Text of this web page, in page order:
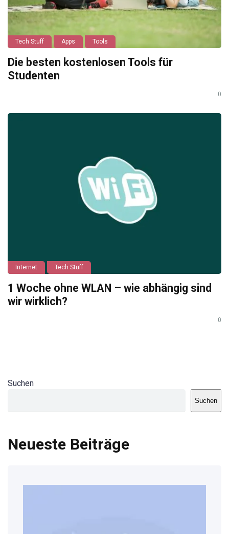
Tech Stuff Apps Tools
Die besten kostenlosen Tools für
Studenten
0
Internet Tech Stuff
1 Woche ohne WLAN – wie abhängig sind
wir wirklich?
0
Suchen
Suchen
Neueste Beiträge